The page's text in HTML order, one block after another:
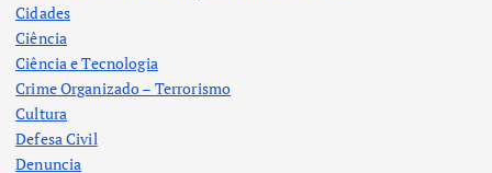
Cidades
Ciência
Ciência e Tecnologia
Crime Organizado – Terrorismo
Cultura
Defesa Civil
Denuncia